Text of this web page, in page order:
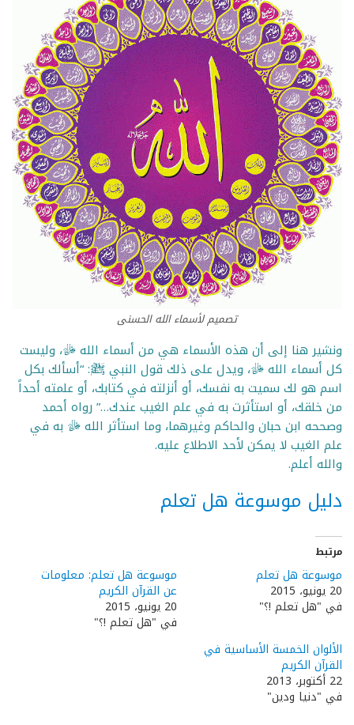
تصميم لأسماء الله الحسنى
ونشير هنا إلى أن هذه الأسماء هي من أسماء الله ﷻ، وليست
كل أسماء الله ﷻ، ويدل على ذلك قول النبي ﷺ: “أسألك بكل
اسم هو لك سميت به نفسك، أو أنزلته في كتابك، أو علمته أحداً
من خلقك، أو استأثرت به في علم الغيب عندك…” رواه أحمد
وصححه ابن حبان والحاكم وغيرهما، وما استأثر الله ﷻ به في
علم الغيب لا يمكن لأحد الاطلاع عليه.
والله أعلم.
دليل موسوعة هل تعلم
مرتبط
موسوعة هل تعلم
20 يونيو، 2015
في "هل تعلم !؟"
موسوعة هل تعلم: معلومات
عن القرآن الكريم
20 يونيو، 2015
في "هل تعلم !؟"
الألوان الخمسة الأساسية في
القرآن الكريم
22 أكتوبر، 2013
في "دنيا ودين"